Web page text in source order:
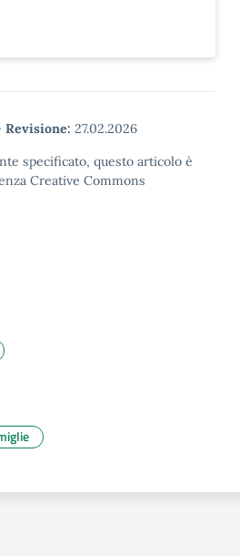
Revisione: 27.02.2026
specificato, questo articolo è
Creative Commons